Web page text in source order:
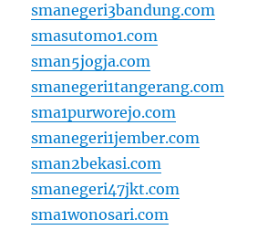
smanegeri3bandung.com
smasutomo1.com
sman5jogja.com
smanegeri1tangerang.com
sma1purworejo.com
smanegeri1jember.com
sman2bekasi.com
smanegeri47jkt.com
sma1wonosari.com